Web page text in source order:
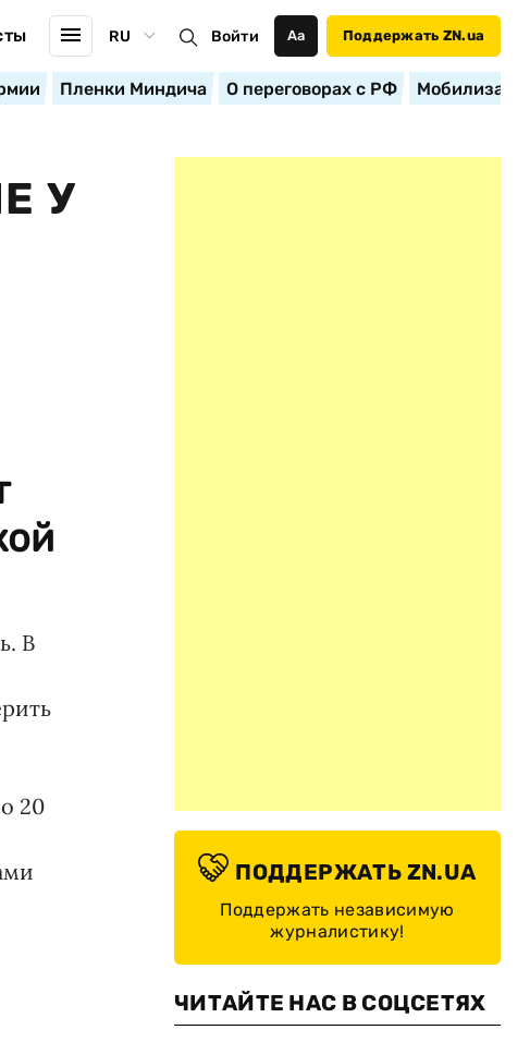
RU Войти Аа Поддержать ZN.ua
Пленки Миндича О переговорах с РФ
У
В
20
ПОДДЕРЖАТЬ ZN.UA
Поддержать независимую
журналистику!
ЧИТАЙТЕ НАС В СОЦСЕТЯХ